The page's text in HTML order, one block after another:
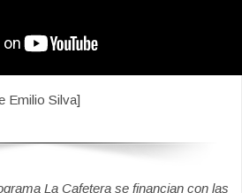
Emilio Silva]
La Cafetera se financian con las